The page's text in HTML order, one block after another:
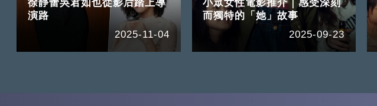
徐靜蕾吳君如也從影后踏上導
演路
2025-11-04
小眾女性電影推介｜感受深刻
而獨特的「她」故事
2025-09-23